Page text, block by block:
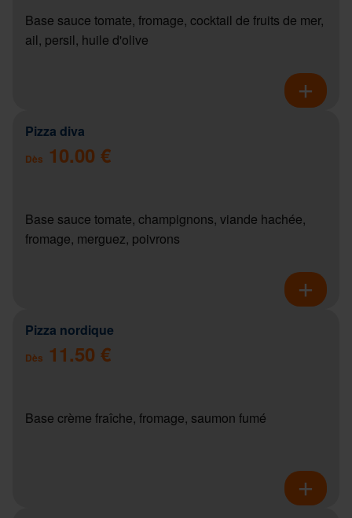
Base sauce tomate, fromage, cocktail de fruits de mer,
ail, persil, huile d'olive
Pizza diva
Dès 10.00 €
Base sauce tomate, champignons, viande hachée,
fromage, merguez, poivrons
Pizza nordique
Dès 11.50 €
Base crème fraîche, fromage, saumon fumé